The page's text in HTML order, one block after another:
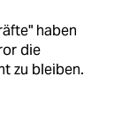
haben
die
zu bleiben.